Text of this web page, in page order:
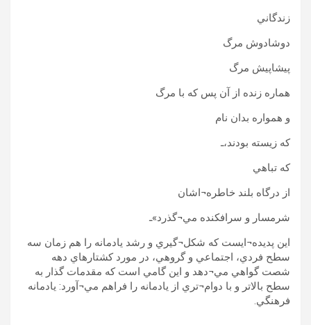
زندگاني
دوشادوش مرگ
پيشاپيش مرگ
هماره زنده از آن پس که با مرگ
و همواره بدان نام
که زيسته بودند،ـ
که تباهي
از درگاه بلند خاطره¬اشان
شرمسار و سرافکنده مي¬گذرد»ـ
اين پديده¬ايست که شکل¬گيري و رشد يادمانه را هم زمان سه
سطح فردي، اجتماعي و گروهي، در مورد کشتارهاي دهه
شصت گواهي مي¬دهد و اين گامي است که مقدمات گذار به
سطح بالاتر و با دوام¬تري از يادمانه را فراهم مي¬آورد: يادمانه
فرهنگي.